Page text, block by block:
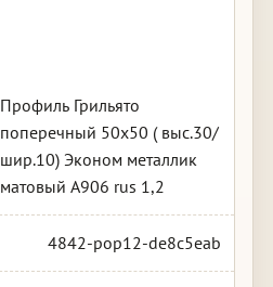
Профиль Грильято
поперечный 50х50 ( выс.30/
шир.10) Эконом металлик
матовый А906 rus 1,2
4842-pop12-de8c5eab